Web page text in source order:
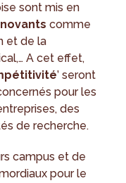
sont mis en
comme
et de la
A cet effet,
’ seront
pour les
des
de recherche.
campus et de
pour le